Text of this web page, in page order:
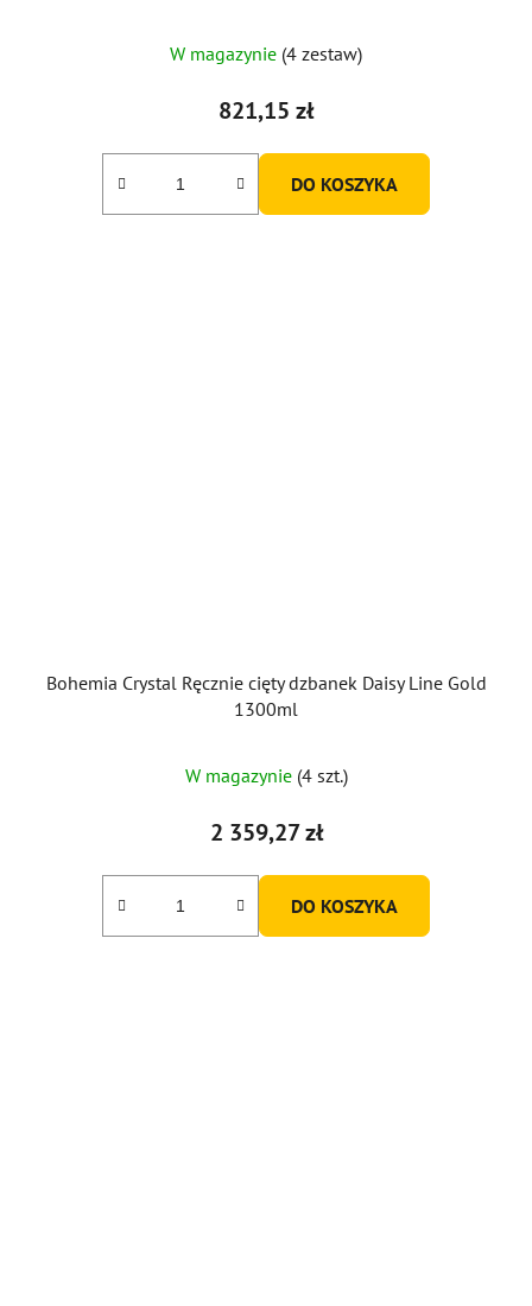
W magazynie (4 zestaw)
821,15 zł
DO KOSZYKA
Bohemia Crystal Ręcznie cięty dzbanek Daisy Line Gold
1300ml
W magazynie (4 szt.)
2 359,27 zł
DO KOSZYKA